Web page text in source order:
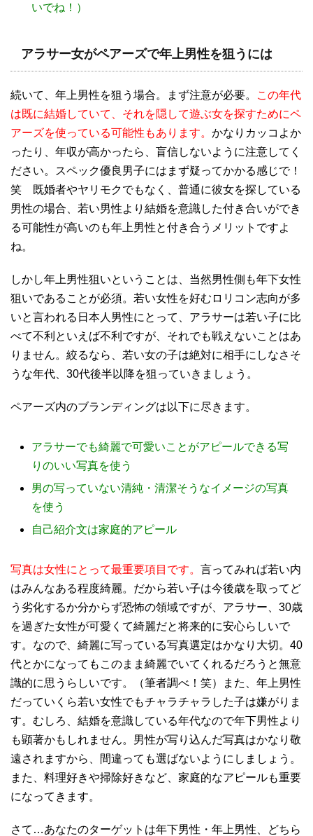
いでね！）
アラサー女がペアーズで年上男性を狙うには
続いて、年上男性を狙う場合。まず注意が必要。
この年代
は既に結婚していて、それを隠して遊ぶ女を探すためにペ
アーズを使っている可能性もあります。 かなりカッコよか
ったり、年収が高かったら、盲信しないように注意してく
ださい。スペック優良男子にはまず疑ってかかる感じで！
笑 既婚者やヤリモクでもなく、普通に彼女を探している
男性の場合、若い男性より結婚を意識した付き合いができ
る可能性が高いのも年上男性と付き合うメリットですよ
ね。
しかし年上男性狙いということは、当然男性側も年下女性
狙いであることが必須。若い女性を好むロリコン志向が多
いと言われる日本人男性にとって、アラサーは若い子に比
べて不利といえば不利ですが、それでも戦えないことはあ
りません。絞るなら、若い女の子は絶対に相手にしなさそ
うな年代、 30代後半以降を狙っていきましょう。
ペアーズ内のブランディングは以下に尽きます。
アラサーでも綺麗で可愛いことがアピールできる写
りのいい写真を使う
男の写っていない清純・清潔そうなイメージの写真
を使う
自己紹介文は家庭的アピール
写真は女性にとって最重要項目です。 言ってみれば若い内
はみんなある程度綺麗。だから若い子は今後歳を取ってど
う劣化するか分からず恐怖の領域ですが、アラサー、 30歳
を過ぎた女性が可愛くて綺麗だと将来的に安心らしいで
す。なので、綺麗に写っている写真選定はかなり大切。 40
代とかになってもこのまま綺麗でいてくれるだろうと無意
識的に思うらしいです。（筆者調べ！笑）また、年上男性
だっていくら若い女性でもチャラチャラした子は嫌がりま
す。むしろ、結婚を意識している年代なので年下男性より
も顕著かもしれません。男性が写り込んだ写真はかなり敬
遠されますから、間違っても選ばないようにしましょう。
また、料理好きや掃除好きなど、家庭的なアピールも重要
になってきます。
さて…あなたのターゲットは年下男性・年上男性、どちら